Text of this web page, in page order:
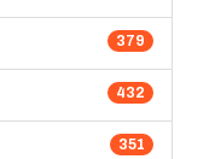
379
432
351